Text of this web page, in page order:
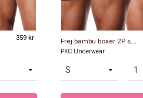
359 kr F
rej bambu boxer 2P svart och grå
PXC Underwear